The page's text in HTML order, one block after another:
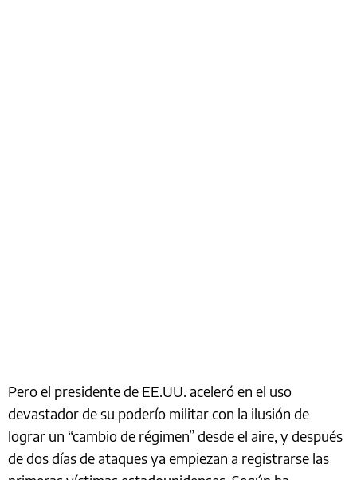
Pero el presidente de EE.UU. aceleró en el uso
devastador de su poderío militar con la ilusión de
lograr un “cambio de régimen” desde el aire, y después
de dos días de ataques ya empiezan a registrarse las